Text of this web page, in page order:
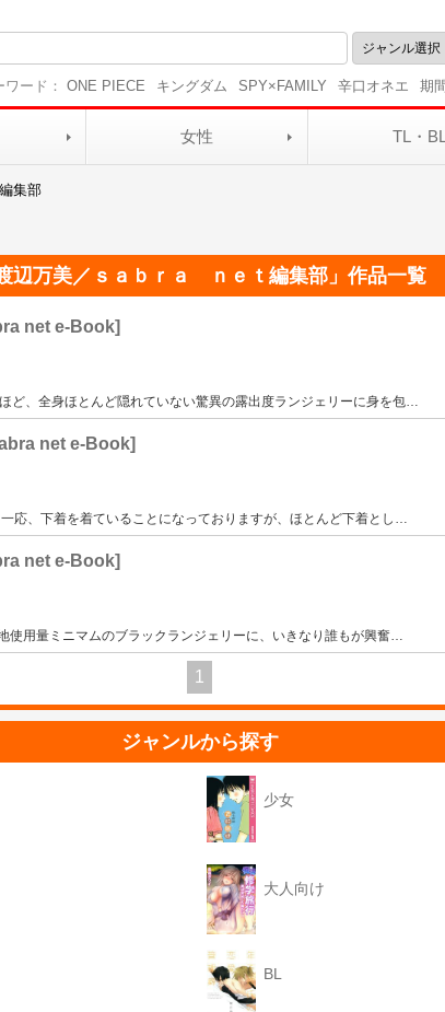
ード： ONE PIECE キングダム SPY×FAMILY 辛口オネエ 期
女性 TL・
集部
辺万美／ｓａｂｒａ ｎｅｔ編集部」作品一覧
net e-Book]
ど、全身ほとんど隠れていない驚異の露出度ランジェリーに身を包…
net e-Book]
応、下着を着ていることになっておりますが、ほとんど下着とし …
net e-Book]
使用量ミニマムのブラックランジェリーに、いきなり誰もが興奮…
1
ジャンルから探す
少女
大人向け
BL